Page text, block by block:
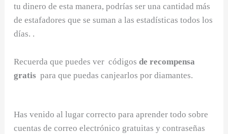
tu dinero de esta manera, podrías ser una cantidad más
de estafadores que se suman a las estadísticas todos los
días. .
Recuerda que puedes ver códigos de recompensa
gratis para que puedas canjearlos por diamantes.
Has venido al lugar correcto para aprender todo sobre
cuentas de correo electrónico gratuitas y contraseñas